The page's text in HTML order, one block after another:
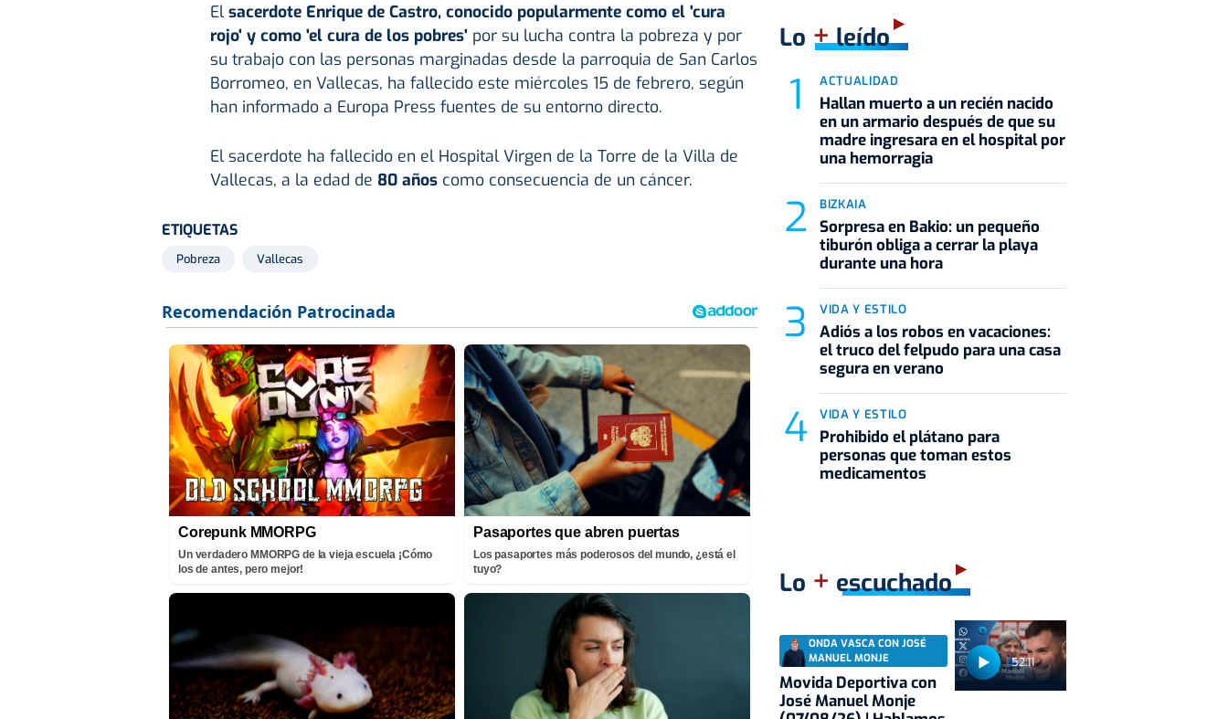
El sacerdote Enrique de Castro, conocido popularmente como el 'cura
rojo' y como 'el cura de los pobres' por su lucha contra la pobreza y por
su trabajo con las personas marginadas desde la parroquia de San Carlos
Borromeo, en Vallecas, ha fallecido este miércoles 15 de febrero, según
han informado a Europa Press fuentes de su entorno directo.
El sacerdote ha fallecido en el Hospital Virgen de la Torre de la Villa de
Vallecas, a la edad de 80 añoscomo consecuencia de un cáncer.
ETIQUETAS
Pobreza Vallecas
Corepunk MMORPG
Un verdadero MMORPG de la vieja escuela ¡Cómo
los de antes, pero mejor!
Pasaportes que abren puertas
Los pasaportes más poderosos del mundo, ¿está el
tuyo?
Lo +leído
ACTUALIDAD
Hallan muerto a un recién nacido
en un armario después de que su
madre ingresara en el hospital por
una hemorragia
BIZKAIA
Sorpresa en Bakio: un pequeño
tiburón obliga a cerrar la playa
durante una hora
VIDA Y ESTILO
Adiós a los robos en vacaciones:
el truco del felpudo para una casa
segura en verano
VIDA Y ESTILO
Prohibido el plátano para
personas que toman estos
medicamentos
Lo + escuchado
52:11
ONDA VASCA CON JOSÉ
MANUEL MONJE
Movida Deportiva con
José Manuel Monje